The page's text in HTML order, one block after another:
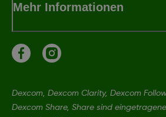
Mehr Informationen
Dexcom, Dexcom Clarity, Dexcom
Dexcom Share, Share sind